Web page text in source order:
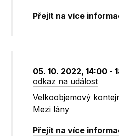
Přejít na více
05. 10. 2022, 14:00 -
odkaz na událost
Velkoobjemový
Mezi lány
Přejít na více